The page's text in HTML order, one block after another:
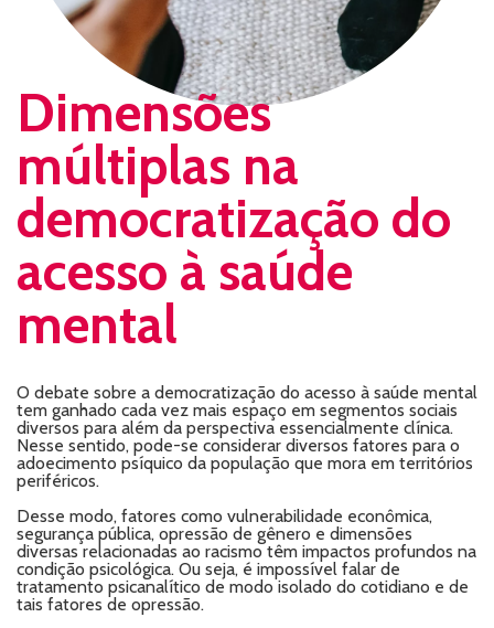
Dimensões
múltiplas na
democratização do
acesso à saúde
mental
O debate sobre a democratização do acesso à saúde mental
tem ganhado cada vez mais espaço em segmentos sociais
diversos para além da perspectiva essencialmente clínica.
Nesse sentido, pode-se considerar diversos fatores para o
adoecimento psíquico da população que mora em territórios
periféricos.
Desse modo, fatores como vulnerabilidade econômica,
segurança pública, opressão de gênero e dimensões
diversas relacionadas ao racismo têm impactos profundos na
condição psicológica. Ou seja, é impossível falar de
tratamento psicanalítico de modo isolado do cotidiano e de
tais fatores de opressão.